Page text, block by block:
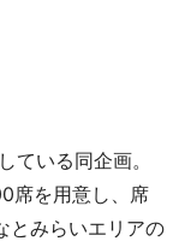
いる同企画。
席を用意し、席
とみらいエリアの